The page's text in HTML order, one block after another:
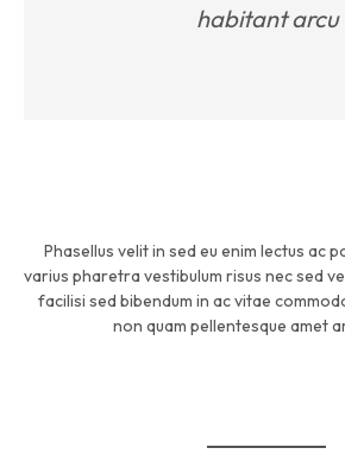
habitant arcu
Phasellus velit in sed eu enim lectus ac
varius pharetra vestibulum risus nec sed
facilisi sed bibendum in ac vitae
non quam pellentesque amet